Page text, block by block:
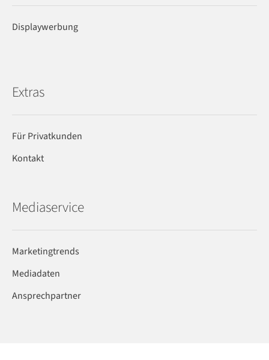
Displaywerbung
Extras
Für Privatkunden
Kontakt
Mediaservice
Marketingtrends
Mediadaten
Ansprechpartner